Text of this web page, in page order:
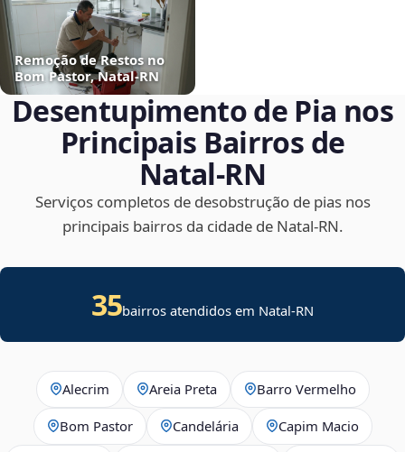
Remoção de Restos no
Bom Pastor, Natal‑RN
Desentupimento de Pia nos
Principais Bairros de
Natal‑RN
Serviços completos de desobstrução de pias nos
principais bairros da cidade de Natal‑RN.
35bairros atendidos em Natal-RN
Alecrim Areia Preta Barro Vermelho
Bom Pastor Candelária Capim Macio